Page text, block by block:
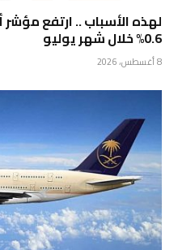
لهذه الأسباب .. ارتفع مؤشر
0.6% خلال شهر يوليو
8 أغسطس، 2026